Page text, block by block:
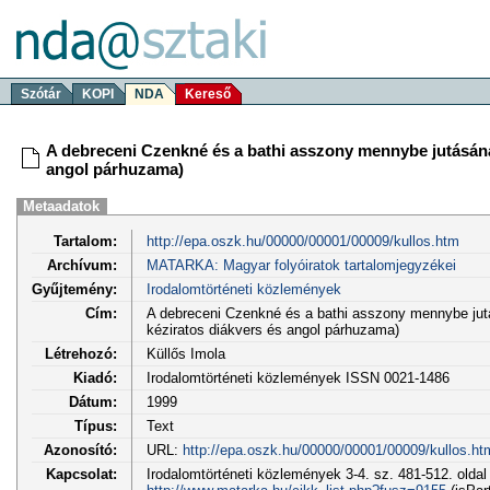
Szótár KOPI NDA Kereső
A debreceni Czenkné és a bathi asszony mennybe
angol párhuzama)
Metaadatok
Tartalom:
http://epa.oszk.hu/00000/00001/00009/kullos.htm
Archívum:
MATARKA: Magyar folyóiratok tartalomjegyzékei
Gyűjtemény:
Irodalomtörténeti közlemények
Cím:
A debreceni Czenkné és a bathi asszony mennybe
kéziratos diákvers és angol párhuzama)
Létrehozó:
Küllős Imola
Kiadó:
Irodalomtörténeti közlemények ISSN 0021-1486
Dátum:
1999
Típus:
Text
Azonosító:
URL: http://epa.oszk.hu/00000/00001/00009/
Kapcsolat:
Irodalomtörténeti közlemények 3-4. sz. 481-512. oldal